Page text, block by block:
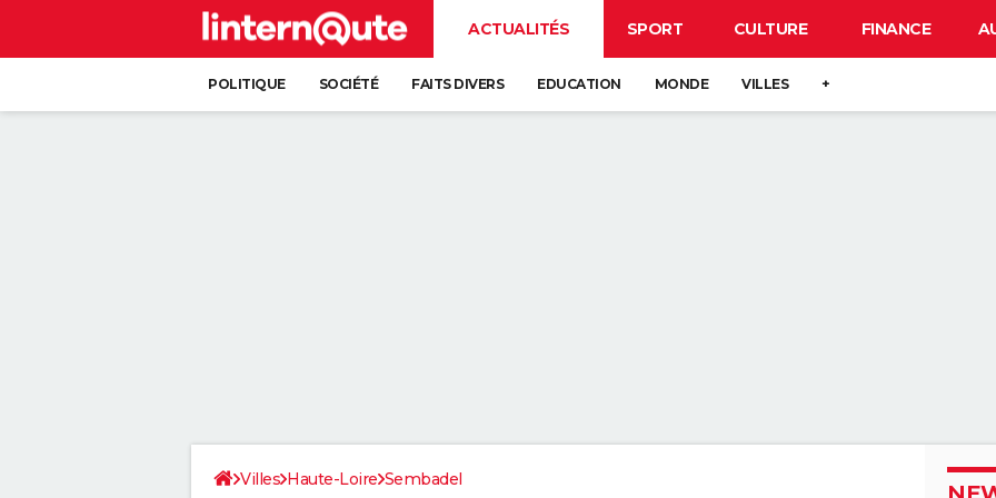
ACTUALITÉS SPORT CULTURE FINANCE
POLITIQUE SOCIÉTÉ FAITS DIVERS EDUCATION MONDE VILLES +
Villes Haute-Loire Sembadel